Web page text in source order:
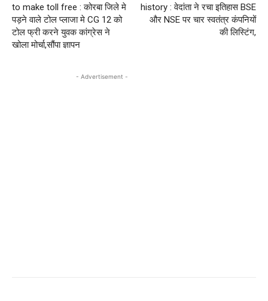
to make toll free : कोरबा जिले मे
पड़ने वाले टोल प्लाजा मे CG 12 को
टोल फ्री करने युवक कांग्रेस ने
खोला मोर्चा,सौंपा ज्ञापन
history : वेदांता ने रचा इतिहास BSE
और NSE पर चार स्वतंत्र कंपनियों
की लिस्टिंग,
- Advertisement -